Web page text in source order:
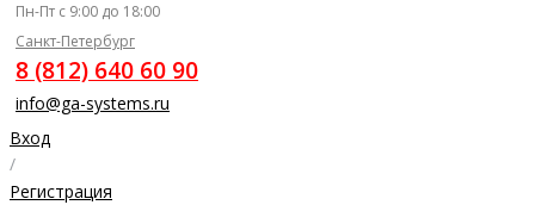
Пн-Пт с 9:00 до 18:00
Санкт-Петербург
8 (812) 640 60 90
info@ga-systems.ru
Вход
/
Регистрация